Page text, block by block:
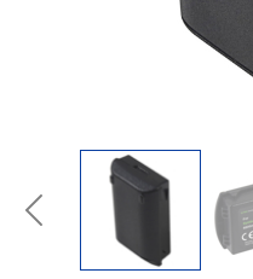
Previous